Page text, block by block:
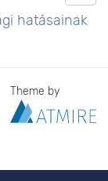
hatásainak
Theme by